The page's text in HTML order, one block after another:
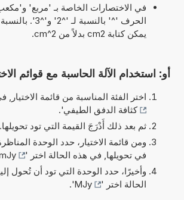
في الاختصارات الخاصة بـ 'مربع'
الحرف '^' بالنسبة
يمكن كتابة cm2 بدلاً من cm^2.
أو: استخدام الآلة الحاسبة مع قوائم
اختر الفئة المناسبة من قائمة
كثافة الدفق الطيفي'.
ثم بعد ذلك أَدْرَجَ القيمة التي تود تحويلها.
ومن قائمة الاختيار، حدد الوحدة
في تحويلها, في هذه الحالة اختر '
وأخيرًا، حدد الوحدة التي تود أن تُحول
الحالة اختر '
MJy
'.